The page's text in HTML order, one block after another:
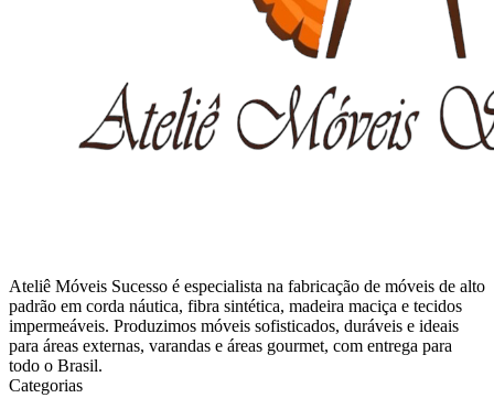
Ateliê Móveis Sucesso é especialista na fabricação de móveis de alto
padrão em corda náutica, fibra sintética, madeira maciça e tecidos
impermeáveis. Produzimos móveis sofisticados, duráveis e ideais
para áreas externas, varandas e áreas gourmet, com entrega para
todo o Brasil.
Categorias